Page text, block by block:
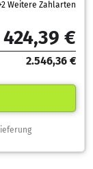
Weitere Zahlarten
424,39 €
2.546,36 €